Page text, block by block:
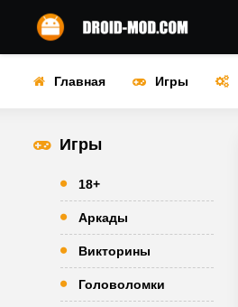
Главная Игры
Игры
18+
Аркады
Викторины
Головоломки